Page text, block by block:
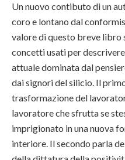
Un nuovo contibuto di un
coro e lontano dal
valore di questo breve libro
concetti usati per
attuale dominata dal
dai signori del silicio. Il
trasformazione del
lavoratore che sfrutta se
imprigionato in una nuova
interiore. Il secondo parla